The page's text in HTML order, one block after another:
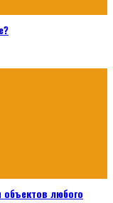
любого